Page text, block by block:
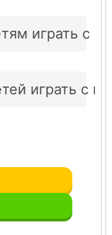
играть с
играть с